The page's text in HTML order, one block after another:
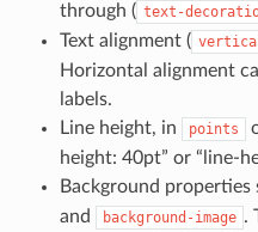
through ( text-
Text alignment (
Horizontal alignment
labels.
Line height, in
points
height: 40pt” or “line-
Background properties
and background-image .